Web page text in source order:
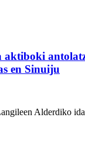
aktiboki
en Sinuiju
Alderdiko